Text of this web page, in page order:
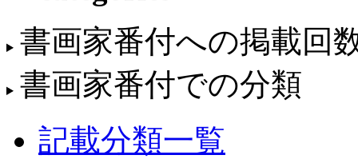
書画家番付への掲載回
書画家番付での分類
記載分類一覧